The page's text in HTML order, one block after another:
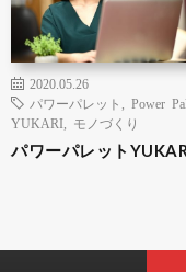
2020.05.26
パワーパレット
Power
YUKARI
モノづくり
パワーパレット